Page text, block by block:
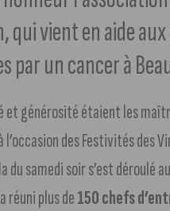
qui vient en aide
par un cancer à
et générosité étaient les
l’occasion des Festivités des
du samedi soir s’est déroulé
réuni plus de150 chefs